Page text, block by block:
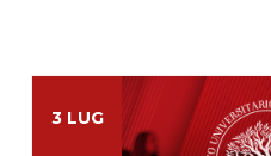
3 LUG